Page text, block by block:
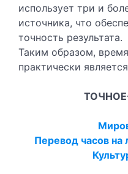
использует три и
источника, что
точность результата.
Таким образом,
практически
Перевод часов на